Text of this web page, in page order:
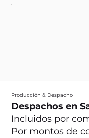
Producción & Despacho
Despachos en
Incluidos por
Por montos de